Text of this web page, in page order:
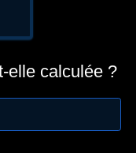
elle calculée ?